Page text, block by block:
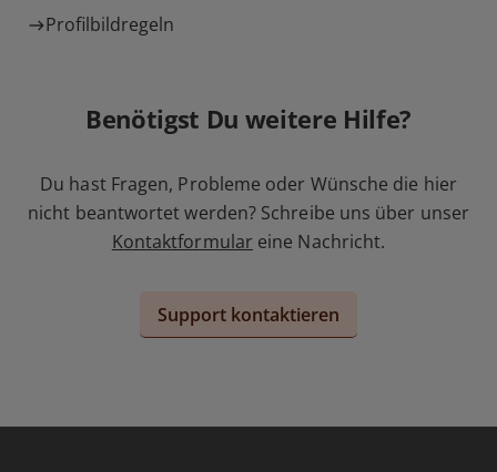
Profilbildregeln
Benötigst Du weitere Hilfe?
Du hast Fragen, Probleme oder Wünsche die hier
nicht beantwortet werden? Schreibe uns über unser
Kontaktformular eine Nachricht.
Support kontaktieren